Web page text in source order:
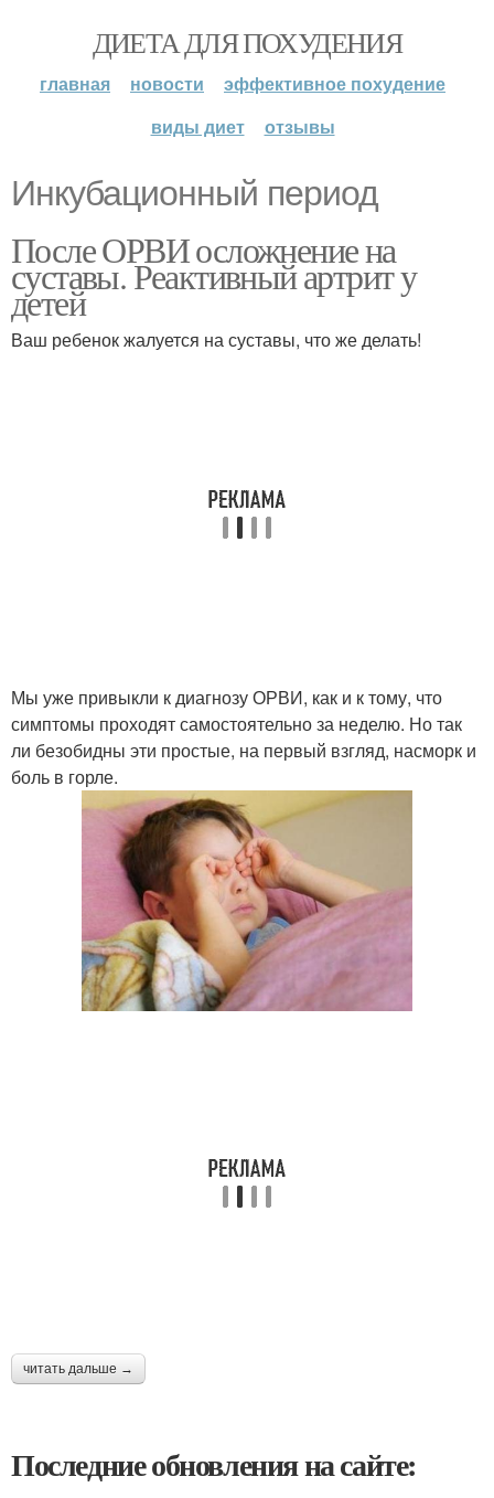
ДИЕТА ДЛЯ ПОХУДЕНИЯ
главная новости
эффективное похудение
виды диет
отзывы
Инкубационный период
После ОРВИ осложнение на
суставы. Реактивный артрит у
детей
Ваш ребенок жалуется на суставы, что же делать!
Мы уже привыкли к диагнозу ОРВИ, как и к тому, что
симптомы проходят самостоятельно за неделю. Но так
ли безобидны эти простые, на первый взгляд, насморк и
боль в горле.
читать дальше →
Последние обновления на сайте: